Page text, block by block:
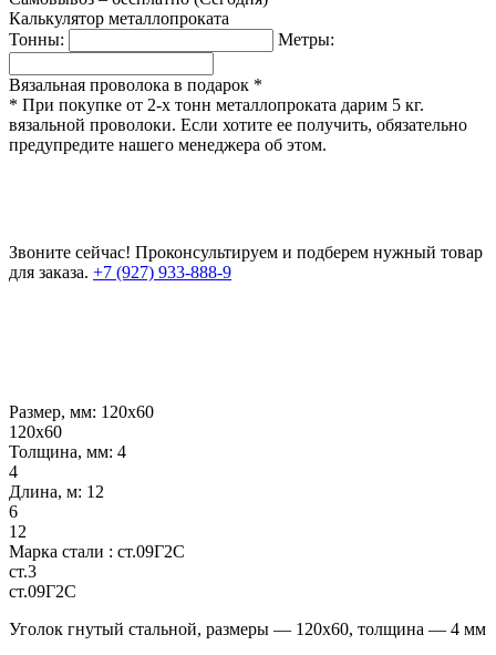
Калькулятор металлопроката
Тонны:
Метры:
Вязальная проволока в подарок *
* При покупке от 2-х тонн металлопроката дарим 5 кг.
вязальной проволоки. Если хотите ее получить, обязательно
предупредите нашего менеджера об этом.
Звоните сейчас! Проконсультируем и подберем нужный товар
для заказа. +7 (927) 933-888-9
Размер, мм: 120х60
120х60
Толщина, мм: 4
4
Длина, м: 12
6
12
Марка стали : ст.09Г2С
ст.3
ст.09Г2С
Уголок гнутый стальной, размеры — 120х60, толщина — 4 мм